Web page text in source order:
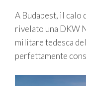
A Budapest, il calo
rivelato una DKW
militare tedesca
perfettamente